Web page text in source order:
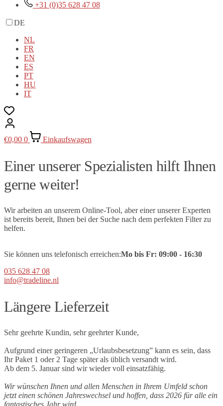
+31 (0)35 628 47 08
DE
NL
FR
EN
ES
PT
HU
IT
€0,00 0 Einkaufswagen
Einer unserer Spezialisten hilft Ihnen
gerne weiter!
Wir arbeiten an unserem Online-Tool, aber einer unserer Experten
ist bereits bereit, Ihnen bei der Suche nach dem perfekten Filter zu
helfen.
Sie können uns telefonisch erreichen:Mo bis Fr: 09:00 - 16:30
035 628 47 08
info@tradeline.nl
Längere Lieferzeit
Sehr geehrte Kundin, sehr geehrter Kunde,
Aufgrund einer geringeren „Urlaubsbesetzung” kann es sein, dass
Ihr Paket 1 oder 2 Tage später als üblich versandt wird.
Ab dem 5. Januar sind wir wieder voll einsatzfähig.
Wir wünschen Ihnen und allen Menschen in Ihrem Umfeld schon
jetzt einen schönen Jahreswechsel und hoffen, dass 2026 für alle ein
fantastisches Jahr wird.